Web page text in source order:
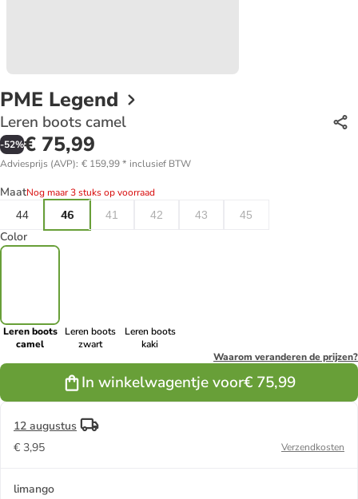
PME Legend
Leren boots camel
-52%€ 75,99
Adviesprijs (AVP): € 159,99* inclusief BTW
MaatNog maar 3 stuks op voorraad
44
46 41 42 43 45
Color
Leren boots
camel
Leren boots
zwart
Leren boots
kaki
Waarom veranderen de prijzen?
In winkelwagentje voor€ 75,99
12 augustus
€ 3,95
Verzendkosten
limango